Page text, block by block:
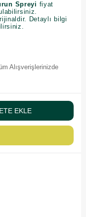
Spreyi fiyat
Detaylı bilgi
Alışverişlerinizde